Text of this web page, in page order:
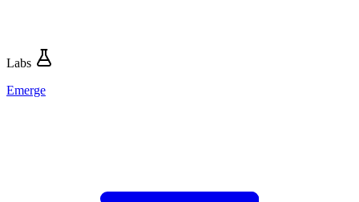
Labs
Emerge